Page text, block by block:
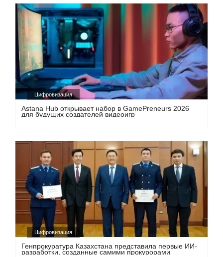
Цифровизация
Astana Hub открывает набор в GamePreneurs 2026
для будущих создателей видеоигр
Цифровизация
Генпрокуратура Казахстана представила первые ИИ-
разработки, созданные самими прокурорами